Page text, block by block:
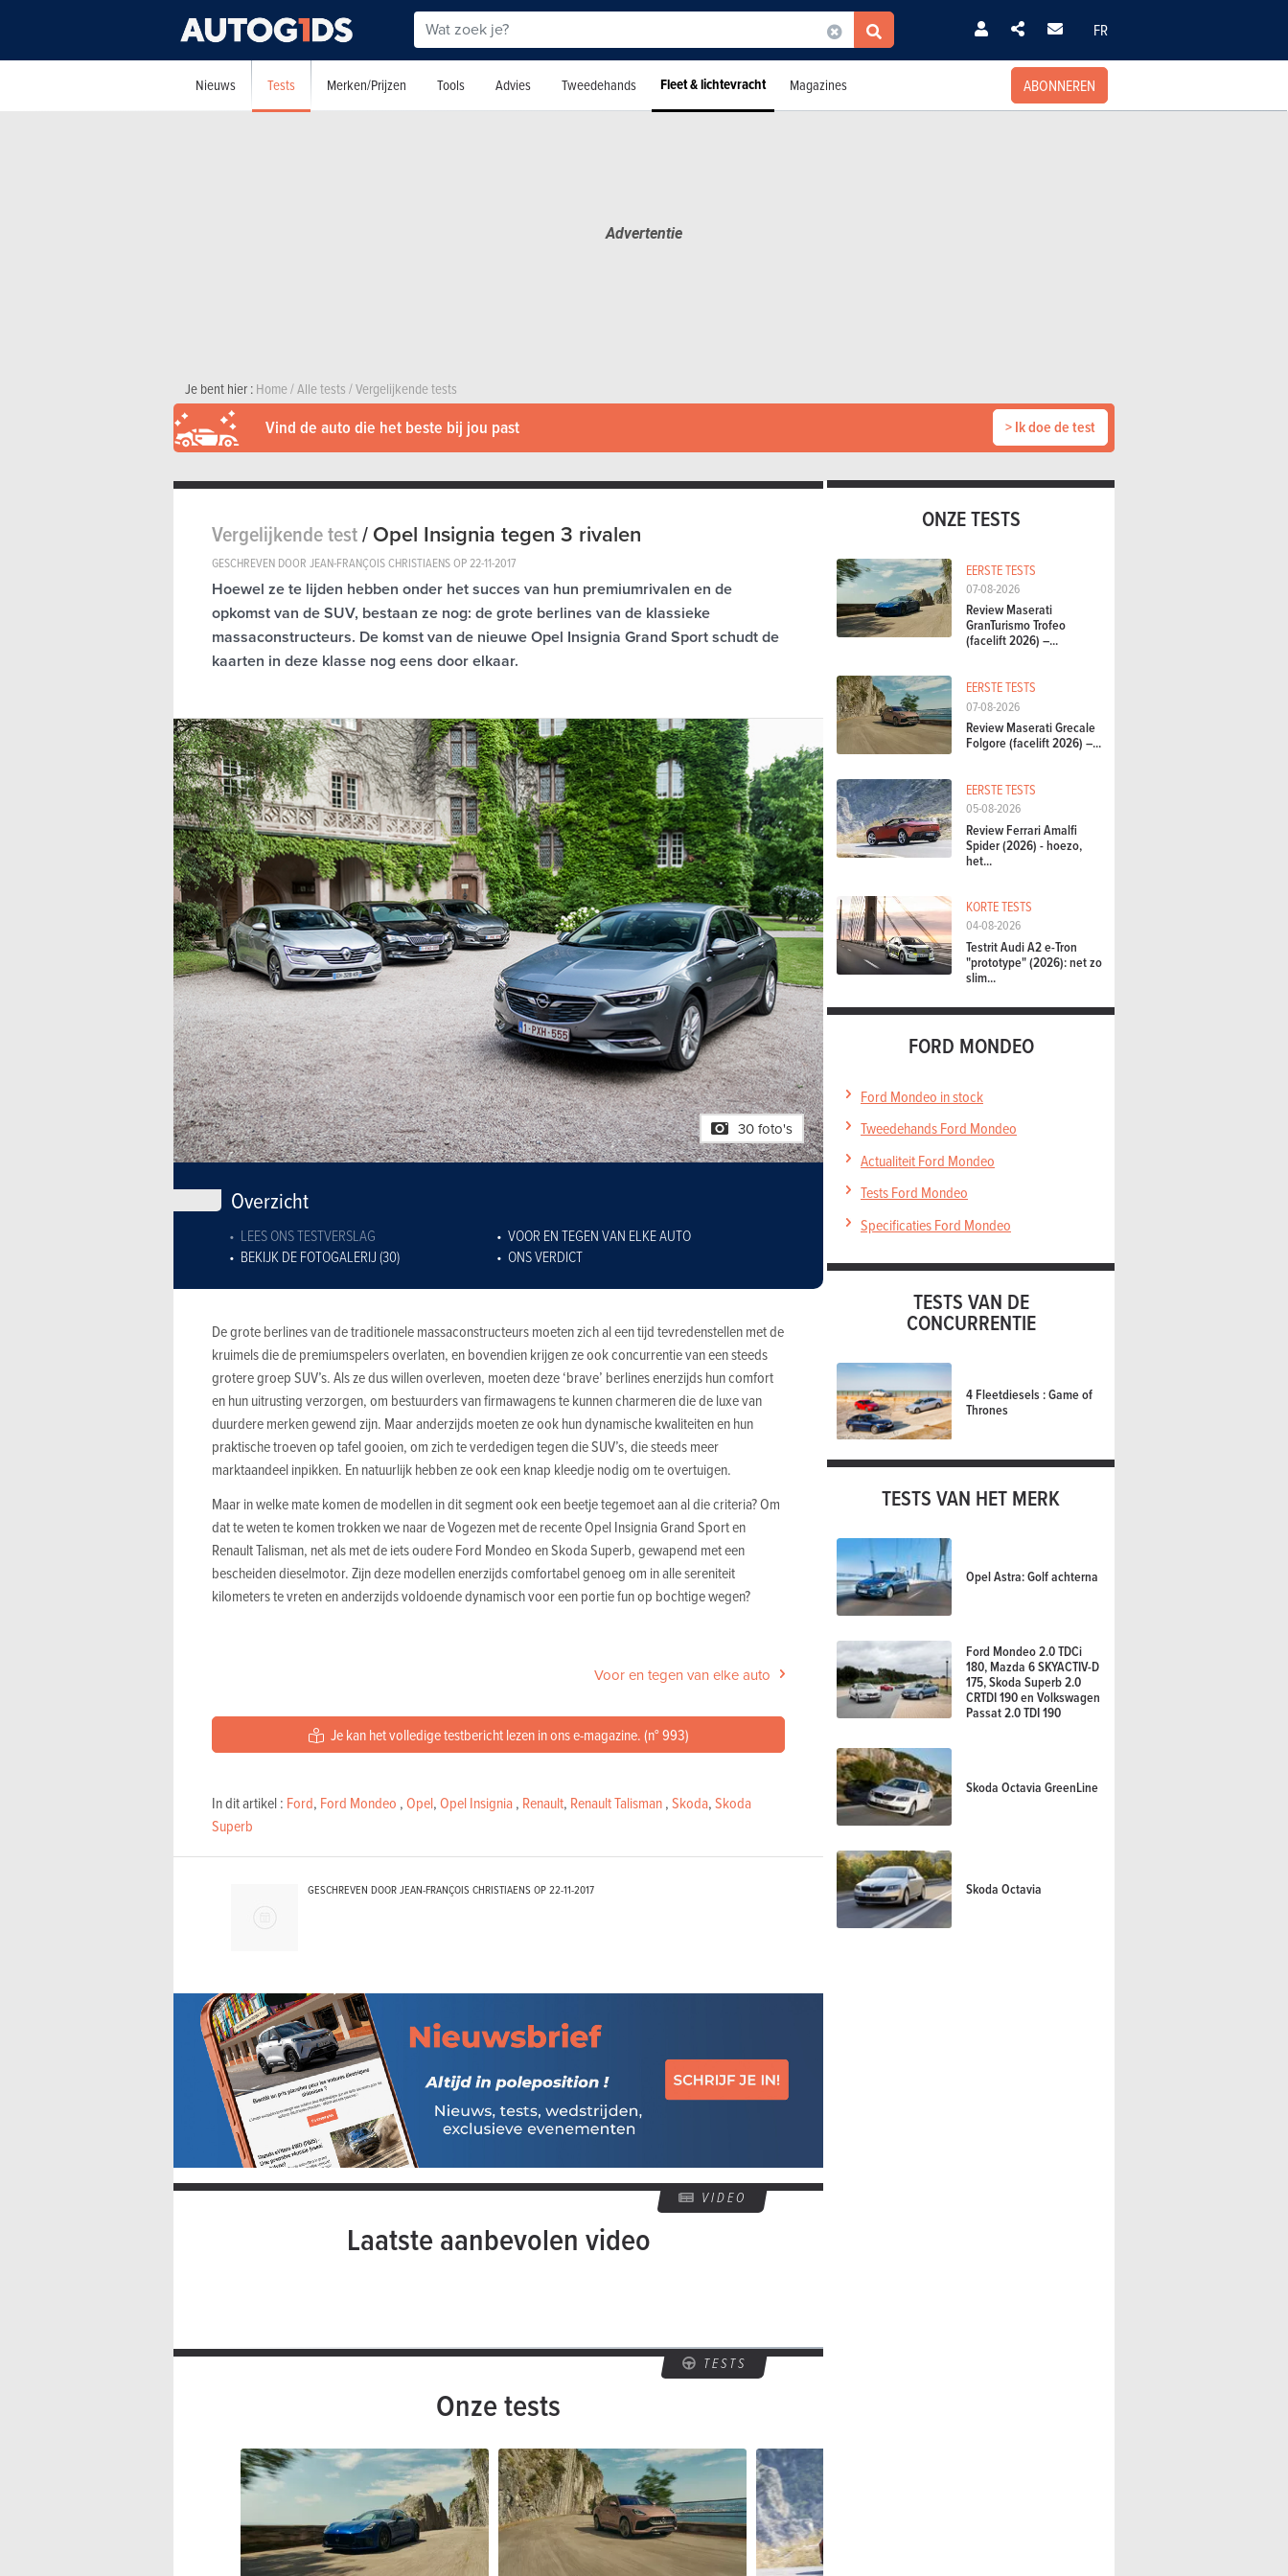
FR
Nieuws Tests Merken/Prijzen Tools Advies Tweedehands Fleet & lichtevracht Magazines ABONNEREN
Je bent hier :Home/Alle tests/Vergelijkende tests
Vind de auto die het beste bij jou past > Ik doe de test
Vergelijkende test/Opel Insignia tegen 3 rivalen
GESCHREVEN DOOR JEAN-FRANÇOIS CHRISTIAENS OP22-11-2017
Hoewel ze te lijden hebben onder het succes van hun premiumrivalen en de
opkomst van de SUV, bestaan ze nog: de grote berlines van de klassieke
massaconstructeurs. De komst van de nieuwe Opel Insignia Grand Sport schudt de
kaarten in deze klasse nog eens door elkaar.
30 foto's
Overzicht
LEES ONS TESTVERSLAG
VOOR EN TEGEN VAN ELKE AUTO
BEKIJK DE FOTOGALERIJ (30)
ONS VERDICT
De grote berlines van de traditionele massaconstructeurs moeten zich al een tijd tevredenstellen met de
kruimels die de premiumspelers overlaten, en bovendien krijgen ze ook concurrentie van een steeds
grotere groep SUV’s. Als ze dus willen overleven, moeten deze ‘brave’ berlines enerzijds hun comfort
en hun uitrusting verzorgen, om bestuurders van firmawagens te kunnen charmeren die de luxe van
duurdere merken gewend zijn. Maar anderzijds moeten ze ook hun dynamische kwaliteiten en hun
praktische troeven op tafel gooien, om zich te verdedigen tegen die SUV’s, die steeds meer
marktaandeel inpikken. En natuurlijk hebben ze ook een knap kleedje nodig om te overtuigen.
Maar in welke mate komen de modellen in dit segment ook een beetje tegemoet aan al die criteria? Om
dat te weten te komen trokken we naar de Vogezen met de recente Opel Insignia Grand Sport en
Renault Talisman, net als met de iets oudere Ford Mondeo en Skoda Superb, gewapend met een
bescheiden dieselmotor. Zijn deze modellen enerzijds comfortabel genoeg om in alle sereniteit
kilometers te vreten en anderzijds voldoende dynamisch voor een portie fun op bochtige wegen?
Voor en tegen van elke auto
Je kan het volledige testbericht lezen in ons e-magazine. (n° 993)
In dit artikel : Ford, Ford Mondeo ,Opel,Opel Insignia, Renault, Renault Talisman,Skoda,Skoda
Superb
GESCHREVEN DOOR JEAN-FRANÇOIS CHRISTIAENS OP22-11-2017
VIDEO
Laatste aanbevolen video
TESTS
Onze tests
ONZE TESTS
EERSTE TESTS
07-08-2026
Review Maserati
GranTurismo Trofeo
(facelift 2026) –...
EERSTE TESTS
07-08-2026
Review Maserati Grecale
Folgore (facelift 2026) –...
EERSTE TESTS
05-08-2026
Review Ferrari Amalfi
Spider (2026) - hoezo,
het...
KORTE TESTS
04-08-2026
Testrit Audi A2 e-Tron
"prototype" (2026): net zo
slim...
FORD MONDEO
Ford Mondeo in stock
Tweedehands Ford Mondeo
Actualiteit Ford Mondeo
Tests Ford Mondeo
Specificaties Ford Mondeo
TESTS VAN DE
CONCURRENTIE
4 Fleetdiesels : Game of
Thrones
TESTS VAN HET MERK
Opel Astra: Golf achterna
Ford Mondeo 2.0 TDCi
180, Mazda 6 SKYACTIV-D
175, Skoda Superb 2.0
CRTDI 190 en Volkswagen
Passat 2.0 TDI 190
Skoda Octavia GreenLine
Skoda Octavia